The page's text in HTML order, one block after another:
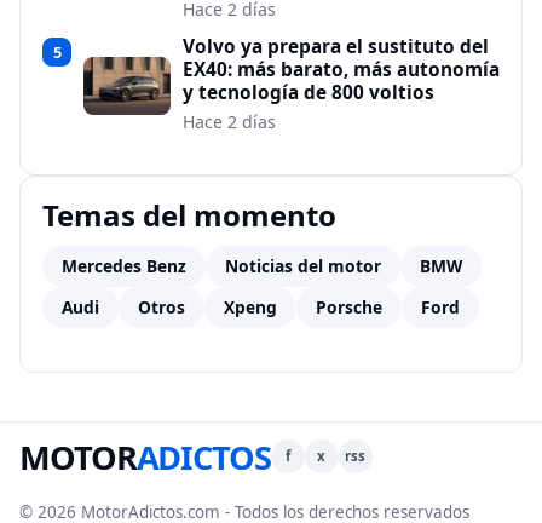
Hace 2 días
5
Volvo ya prepara el sustituto del
EX40: más barato, más autonomía
y tecnología de 800 voltios
Hace 2 días
Temas del momento
Mercedes Benz Noticias del motor
BMW
Audi
Otros Xpeng Porsche Ford
MOTORADICTOS f x rss
© 2026 MotorAdictos.com - Todos los derechos reservados